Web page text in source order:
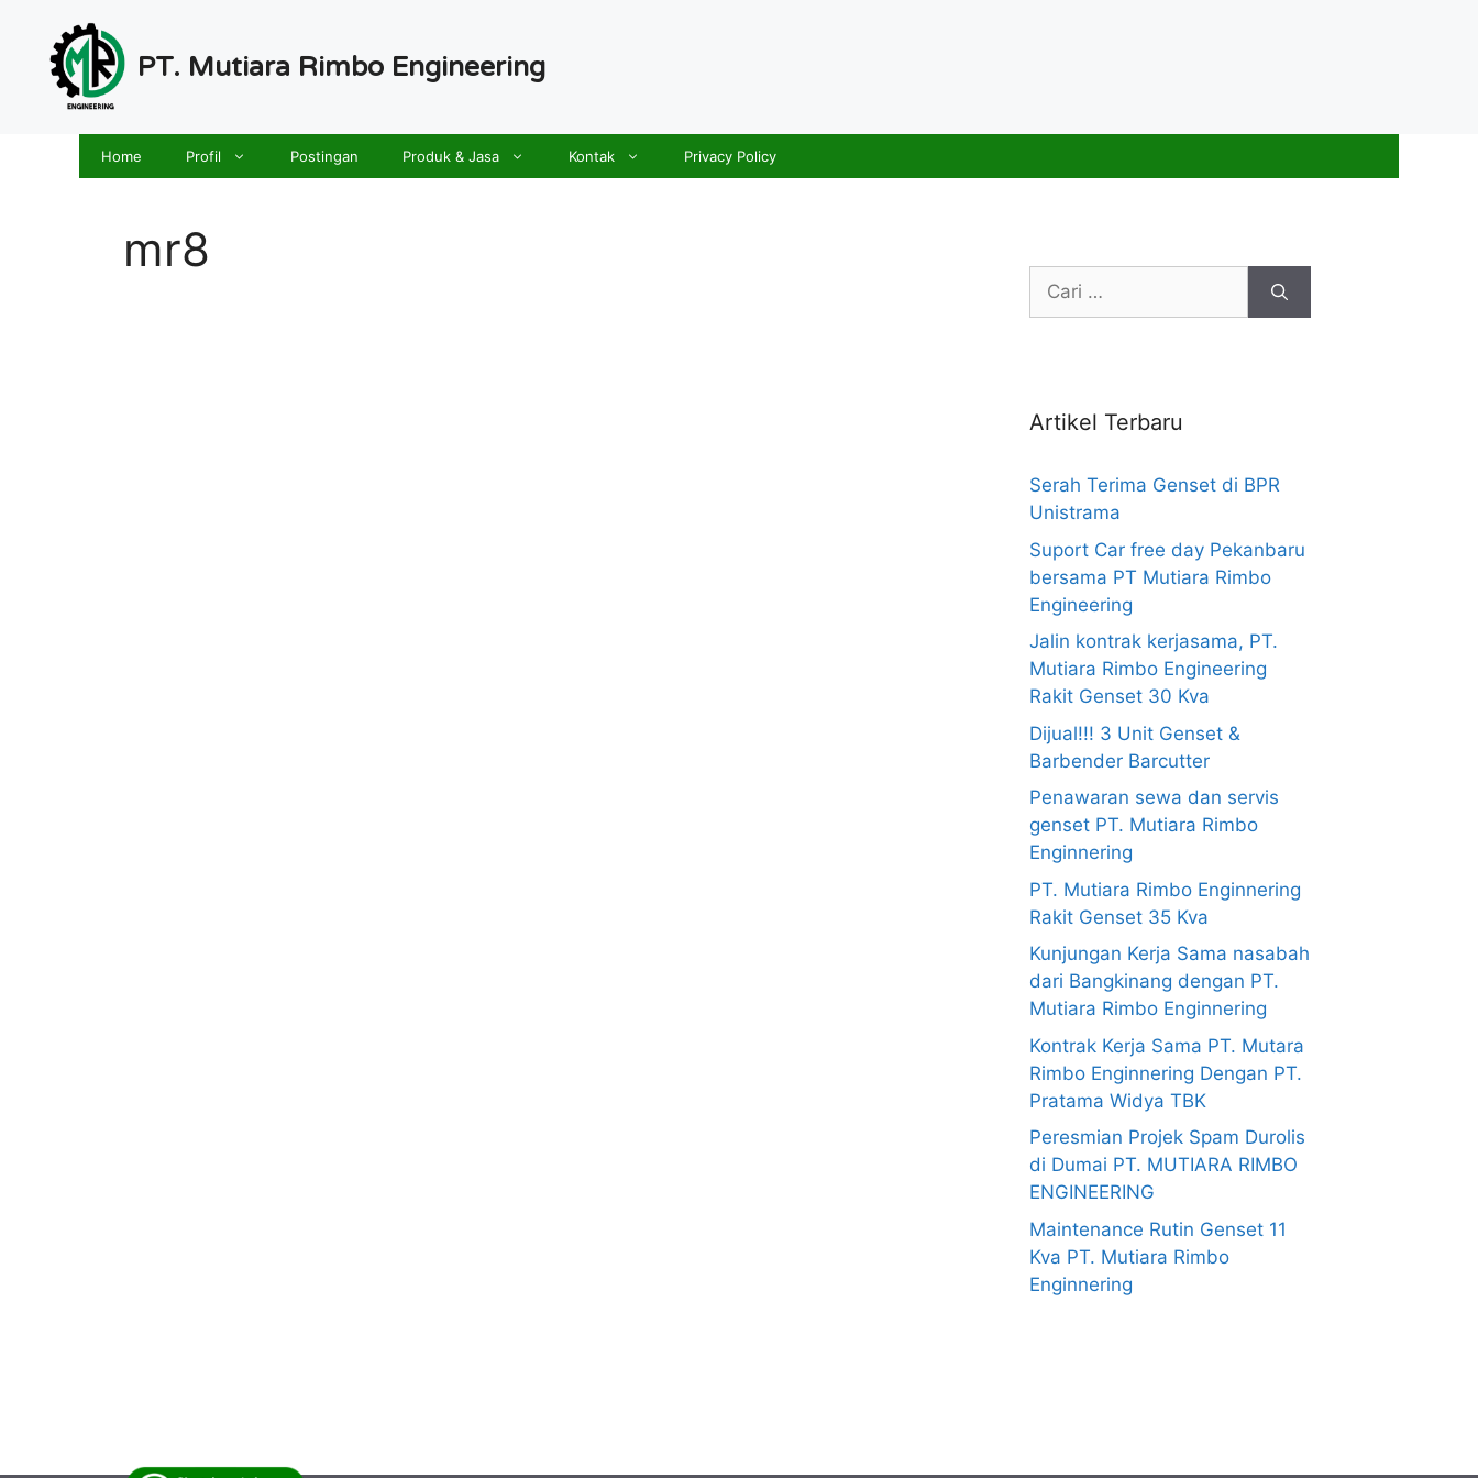
PT. Mutiara Rimbo Engineering
Home Profil Postingan Produk & Jasa Kontak Privacy Policy
mr8
Cari
Artikel Terbaru
Serah Terima Genset di BPR
Unistrama
Suport Car free day Pekanbaru
bersama PT Mutiara Rimbo
Engineering
Jalin kontrak kerjasama, PT.
Mutiara Rimbo Engineering
Rakit Genset 30 Kva
Dijual!!! 3 Unit Genset &
Barbender Barcutter
Penawaran sewa dan servis
genset PT. Mutiara Rimbo
Enginnering
PT. Mutiara Rimbo Enginnering
Rakit Genset 35 Kva
Kunjungan Kerja Sama nasabah
dari Bangkinang dengan PT.
Mutiara Rimbo Enginnering
Kontrak Kerja Sama PT. Mutara
Rimbo Enginnering Dengan PT.
Pratama Widya TBK
Peresmian Projek Spam Durolis
di Dumai PT. MUTIARA RIMBO
ENGINEERING
Maintenance Rutin Genset 11
Kva PT. Mutiara Rimbo
Enginnering